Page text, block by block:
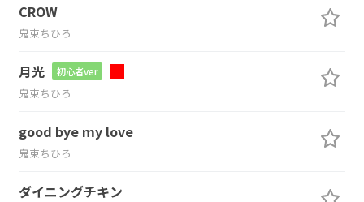
CROW
鬼束ちひろ
月光 初心者ver
鬼束ちひろ
good bye my love
鬼束ちひろ
ダイニングチキン